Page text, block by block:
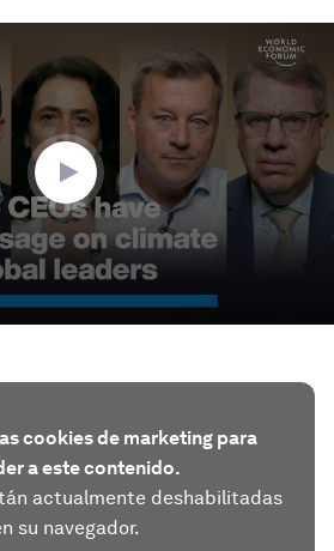
cookies de marketing para
a este contenido.
actualmente deshabilitadas
su navegador.